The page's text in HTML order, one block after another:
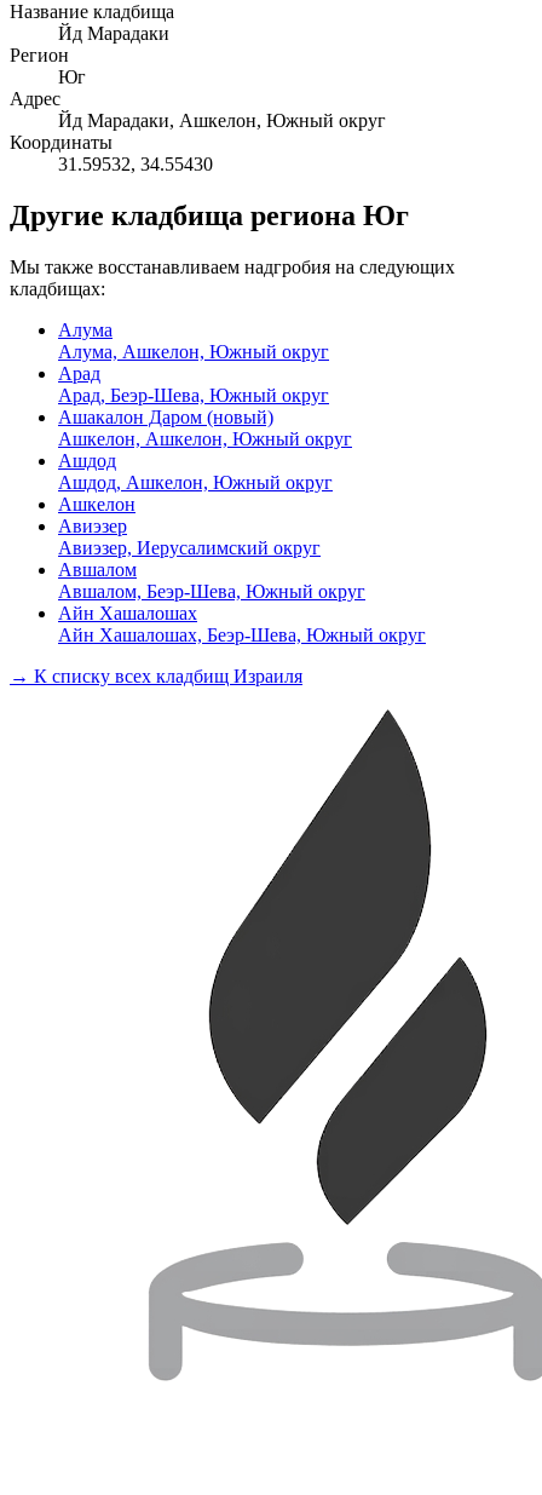
Название кладбища
Йд Марадаки
Регион
Юг
Адрес
Йд Марадаки, Ашкелон, Южный округ
Координаты
31.59532, 34.55430
Другие кладбища региона Юг
Мы также восстанавливаем надгробия на следующих
кладбищах:
Алума
Алума, Ашкелон, Южный округ
Арад
Арад, Беэр-Шева, Южный округ
Ашакалон Даром (новый)
Ашкелон, Ашкелон, Южный округ
Ашдод
Ашдод, Ашкелон, Южный округ
Ашкелон
Авиэзер
Авиэзер, Иерусалимский округ
Авшалом
Авшалом, Беэр-Шева, Южный округ
Айн Хашалошах
Айн Хашалошах, Беэр-Шева, Южный округ
→ К списку всех кладбищ Израиля